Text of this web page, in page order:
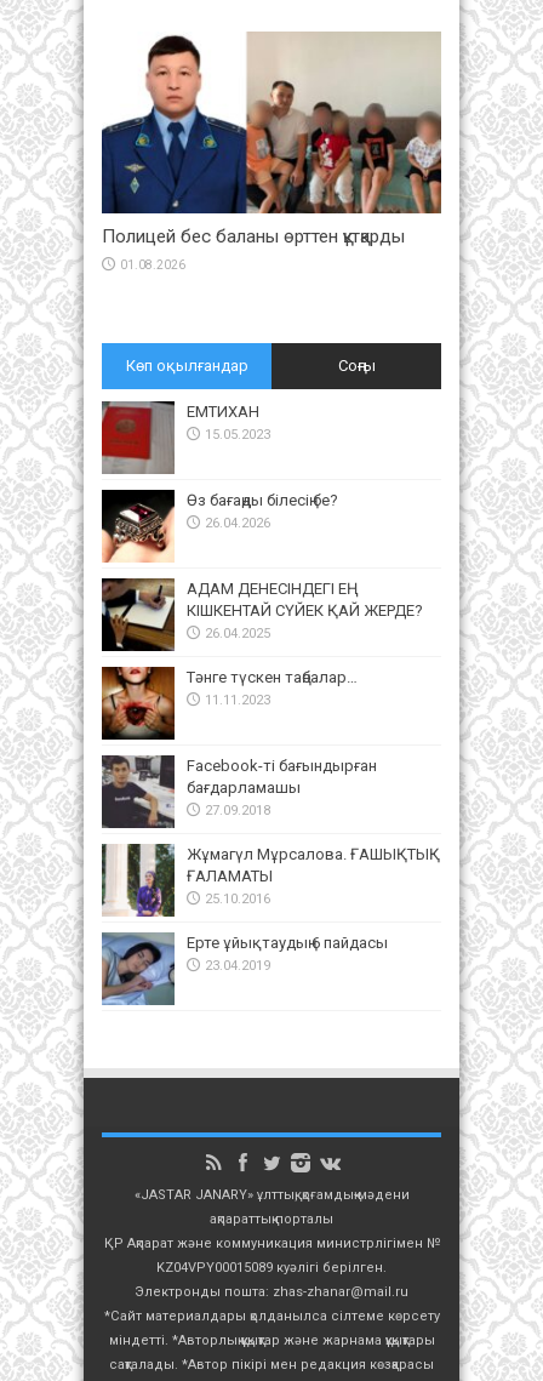
Полицей бес баланы өрттен құтқарды
01.08.2026
Көп оқылғандар Соңғы
ЕМТИХАН
15.05.2023
Өз бағаңды білесің бе?
26.04.2026
АДАМ ДЕНЕСІНДЕГІ ЕҢ
КІШКЕНТАЙ СҮЙЕК ҚАЙ ЖЕРДЕ?
26.04.2025
Тәнге түскен таңбалар…
11.11.2023
Facebook-ті бағындырған
бағдарламашы
27.09.2018
Жұмагүл Мұрсалова. ҒАШЫҚТЫҚ
ҒАЛАМАТЫ
25.10.2016
Ерте ұйықтаудың 6 пайдасы
23.04.2019
«JASTAR JANARY» ұлттық, қоғамдық-мәдени
ақпараттық порталы
ҚР Ақпарат және коммуникация министрлігімен №
KZ04VPY00015089 куәлігі берілген.
Электронды пошта: zhas-zhanar@mail.ru
*Сайт материалдары қолданылса сілтеме көрсету
міндетті. *Авторлық құқықтар және жарнама құқықтары
сақталады. *Автор пікірі мен редакция көзқарасы